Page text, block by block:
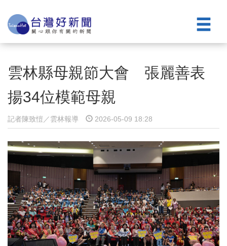
雲林縣母親節大會 張麗善表
揚34位模範母親
記者陳致愷／雲林報導 2026-05-09 18:28